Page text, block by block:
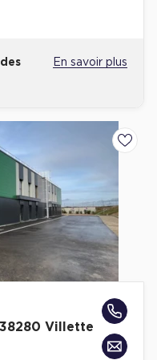
En savoir plus
Villette